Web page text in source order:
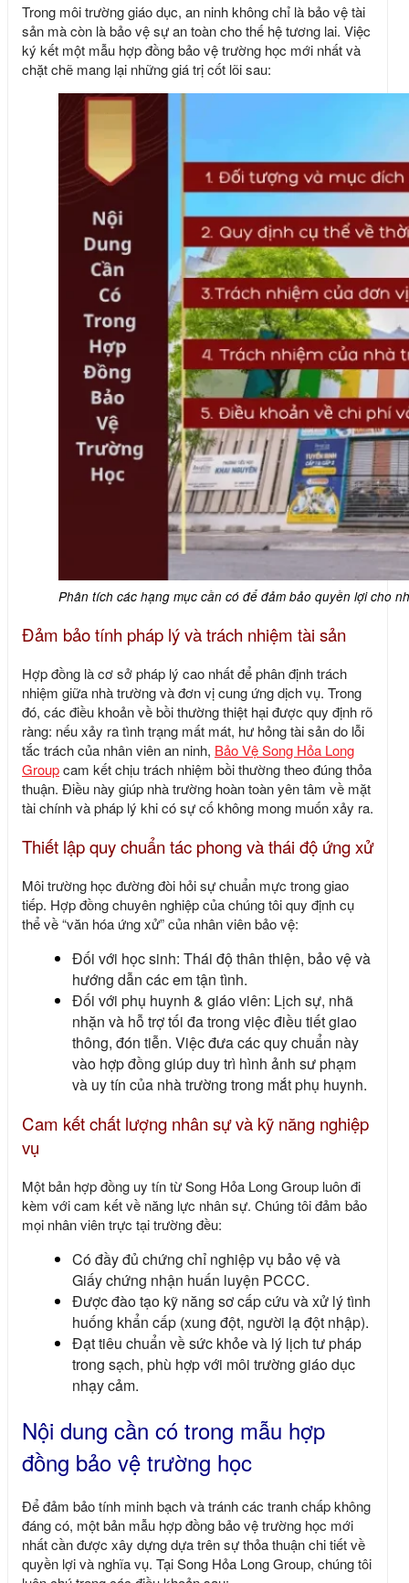
Trong môi trường giáo dục, an ninh không chỉ là bảo vệ tài
sản mà còn là bảo vệ sự an toàn cho thế hệ tương lai. Việc
ký kết một mẫu hợp đồng bảo vệ trường học mới nhấtvà
chặt chẽ mang lại những giá trị cốt lõi sau:
Phân tích các hạng mục cần có để đảm bảo quyền lợi cho
Đảm bảo tính pháp lý và trách nhiệm tài sản
Hợp đồng là cơ sở pháp lý cao nhất để phân định trách
nhiệm giữa nhà trường và đơn vị cung ứng dịch vụ. Trong
đó, các điều khoản về bồi thường thiệt hại được quy định rõ
ràng: nếu xảy ra tình trạng mất mát, hư hỏng tài sản do lỗi
tắc trách của nhân viên an ninh, Bảo Vệ Song Hỏa Long
Groupcam kết chịu trách nhiệm bồi thường theo đúng thỏa
thuận. Điều này giúp nhà trường hoàn toàn yên tâm về mặt
tài chính và pháp lý khi có sự cố không mong muốn xảy ra.
Thiết lập quy chuẩn tác phong và thái độ ứng xử
Môi trường học đường đòi hỏi sự chuẩn mực trong giao
tiếp. Hợp đồng chuyên nghiệp của chúng tôi quy định cụ
thể về “văn hóa ứng xử” của nhân viên bảo vệ:
Đối với học sinh: Thái độ thân thiện, bảo vệ và
hướng dẫn các em tận tình.
Đối với phụ huynh & giáo viên: Lịch sự, nhã
nhặn và hỗ trợ tối đa trong việc điều tiết giao
thông, đón tiễn. Việc đưa các quy chuẩn này
vào hợp đồng giúp duy trì hình ảnh sư phạm
và uy tín của nhà trường trong mắt phụ huynh.
Cam kết chất lượng nhân sự và kỹ năng nghiệp
vụ
Một bản hợp đồng uy tín từSong Hỏa Long Group luôn đi
kèm với cam kết về năng lực nhân sự. Chúng tôi đảm bảo
mọi nhân viên trực tại trường đều:
Có đầy đủ chứng chỉ nghiệp vụ bảo vệ và
Giấy chứng nhận huấn luyện PCCC.
Được đào tạo kỹ năng sơ cấp cứu và xử lý tình
huống khẩn cấp (xung đột, người lạ đột nhập).
Đạt tiêu chuẩn về sức khỏe và lý lịch tư pháp
trong sạch, phù hợp với môi trường giáo dục
nhạy cảm.
Nội dung cần có trong mẫu hợp
đồng bảo vệ trường học
Để đảm bảo tính minh bạch và tránh các tranh chấp không
đáng có, một bản mẫu hợp đồng bảo vệ trường học mới
nhấtcần được xây dựng dựa trên sự thỏa thuận chi tiết về
quyền lợi và nghĩa vụ. TạiSong Hỏa Long Group, chúng tôi